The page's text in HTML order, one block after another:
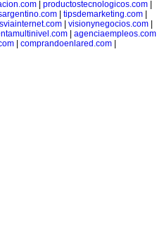
| productostecnologicos.com|
tipsdemarketing.com
visionynegocios.com
agenciaempleos.com
| comprandoenlared.com|